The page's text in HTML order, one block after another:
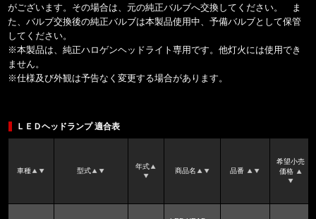
がございます。その場合は、元の純正バルブへ交換してください。 ま
た、バルブ交換後の純正バルブは本製品使用中、予備バルブとして保管
してください。
※本製品は、純正ハロゲンヘッドライト専用です。他灯火には使用でき
ません。
※仕様及び外観は予告なく変更する場合があります。
ＬＥＤヘッドランプ 適合表
車種 型式
年式
商品名 品番
希望小売
価格